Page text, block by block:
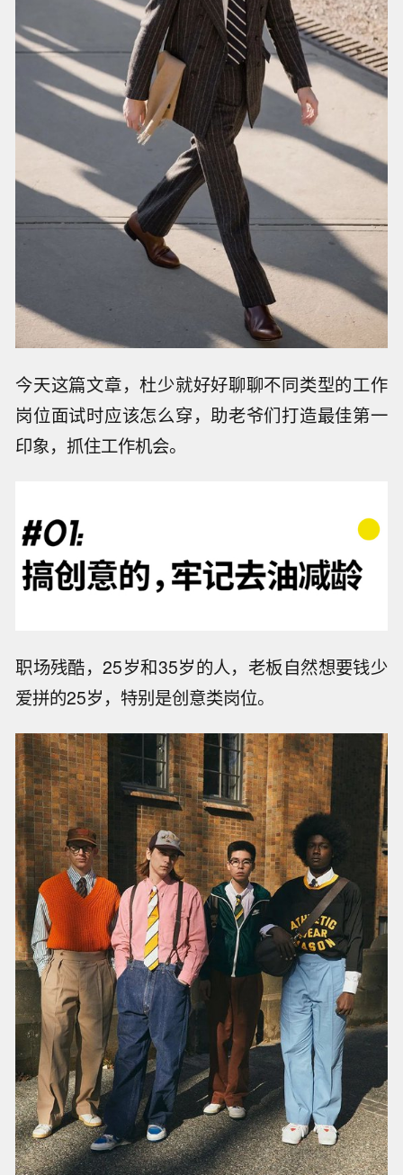
今天这篇文章，杜少就好好聊聊不同类型的工作
岗位面试时应该怎么穿，助老爷们打造最佳第一
印象，抓住工作机会。
职场残酷，25岁和35岁的人，老板自然想要钱少
爱拼的25岁，特别是创意类岗位。